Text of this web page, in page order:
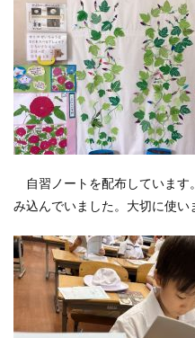
自習ノートを配布しています
み込んでいました。大切に使い